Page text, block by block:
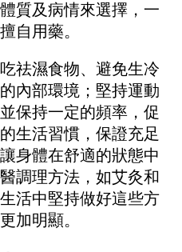
質及病情來選擇，一
自用藥。
濕食物、避免生冷
內部環境；堅持運動
保持一定的頻率，促
生活習慣，保證充足
身體在舒適的狀態中
調理方法，如艾灸和
活中堅持做好這些方
加明顯。